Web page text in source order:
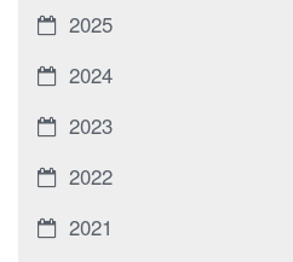
2025
2024
2023
2022
2021